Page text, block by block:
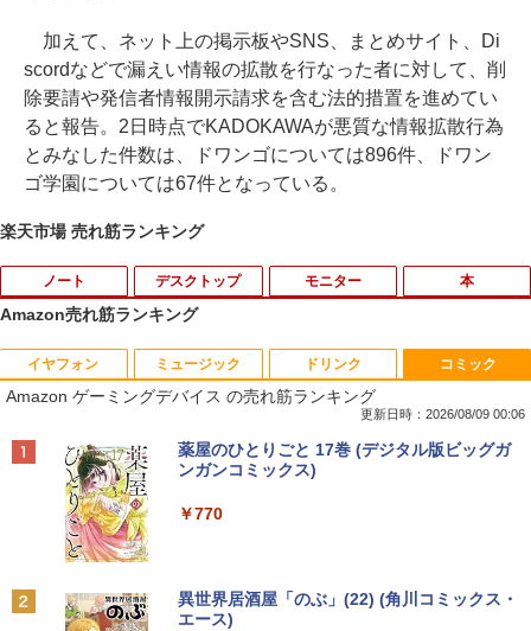
加えて、ネット上の掲示板やSNS、まとめサイト、Di
scordなどで漏えい情報の拡散を行なった者に対して、削
除要請や発信者情報開示請求を含む法的措置を進めてい
ると報告。2日時点でKADOKAWAが悪質な情報拡散行為
とみなした件数は、ドワンゴについては896件、ドワン
ゴ学園については67件となっている。
楽天市場 売れ筋ランキング
ノート
1
【期間限定破格金額！】新生活 新古品 W
in11搭載 パソコンノートパソコンoffice
付き 初心者向けノートPC 初期設定済 1
メモリ4GB～ 高速SSD1TB 最大 フルHD
Webカメラ zoom 軽量薄型 無線 型番更
NEC VKL24X-4 15.6インチ Core i3 メモ
デスクトップ モニター
1
【お買い物マラソ開催中！P最大31.5%還
元】五年保証 白 モバイルモニター 15.6
インチ FHD 1920×1080 1080P Fast IPS
高コントラスト 超軽量 640g スピーカー
内蔵 Type-C/HDMI 接続 PS5/Switch/PC/
Yoothi 互換品 液晶 13.3インチ Lenovo
本
1
魔王城の料理番 〜コワモテ魔族ばかりだ
けど、ホワイトな職場です〜 6巻 【電
子書籍】[ ワイエム系 ]
￥792
￥8,030
Amazon売れ筋ランキング
イヤフォン
Anker Soundcore P42i (Bluetooth 6.1)【完
全ワイヤレスイヤホン/ウルトラノイズキャン
間再生 / コンパクト形状/持ち運びに便利 / IP5
￥9,990
ミュージック
BRUCE WAYNE feat. Flo Milli, ATL Jacob
[Explicit]
￥250
BRUCE WAYNE feat. Flo Milli, ATL Jacob
[Explicit]
ドリンク
by Amazon 天然水 ラベルレス 500ml ×24本
富士山の天然水 バナジウム含有 水 ミネラル
ットル (Smart Basic)
【Amazon.co.jp限定】 い・ろ・は・す 2L P
コミック
Amazon ゲーミングデバイス の売れ筋ランキング
更新日時：2026/08/09 00:06
薬屋のひとりごと 17巻 (デジタル版ビッグガ
ンガンコミックス)
￥770
異世界居酒屋「のぶ」(22) (角川コミックス・
エース)